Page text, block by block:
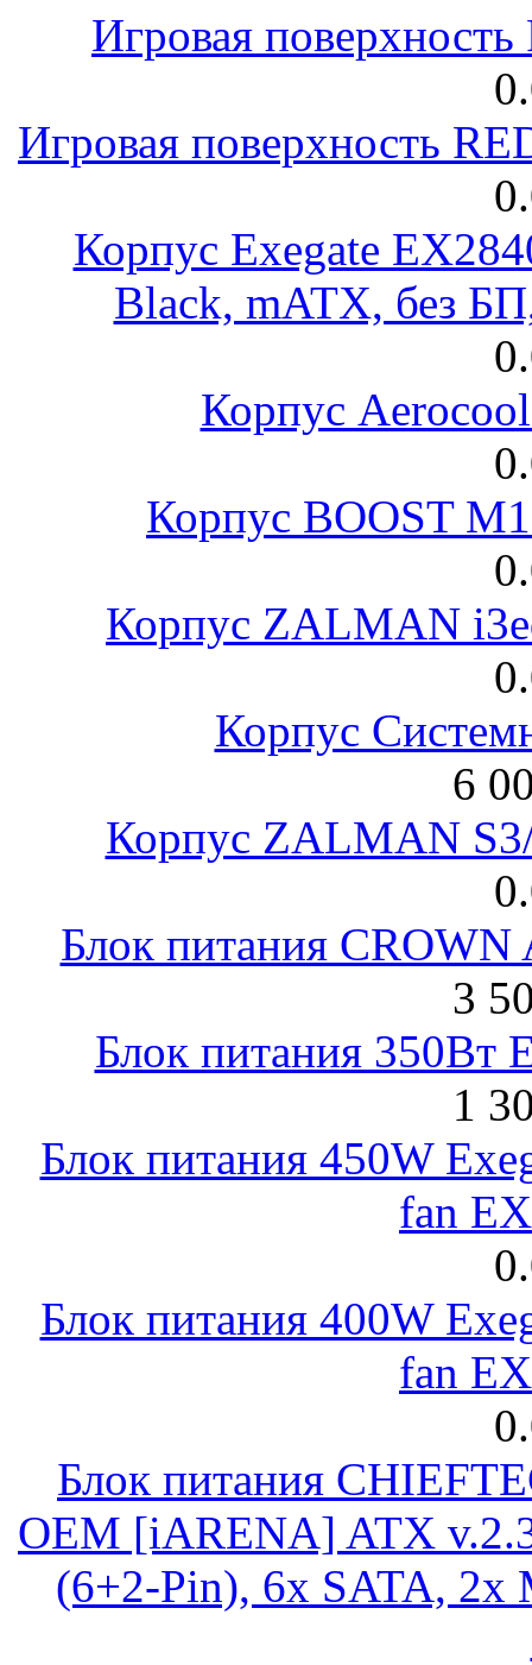
Игровая
Игровая поверхность
Корпус Exegate
Black, mATX, без
Корпус
Корпус BOOST
Корпус ZALMAN
Корпус
6
Корпус ZALMAN
Блок питания
3
Блок питания 350Вт
1
Блок питания 450W
fan
Блок питания 400W
fan
Блок питания
OEM [iARENA] ATX
(6+2-Pin), 6x SATA, 2x